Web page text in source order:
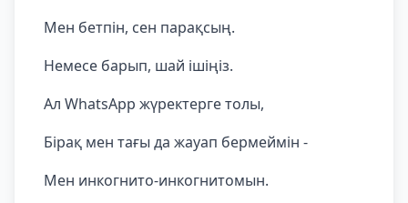
Мен бетпін, сен парақсың.
Немесе барып, шай ішіңіз.
Ал WhatsApp жүректерге толы,
Бірақ мен тағы да жауап бермеймін -
Мен инкогнито-инкогнитомын.